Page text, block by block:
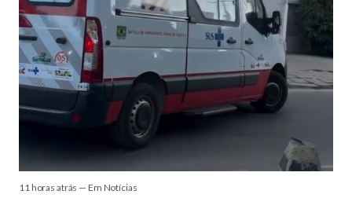
11 horas atrás — Em Notícias